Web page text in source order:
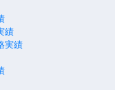
績
実績